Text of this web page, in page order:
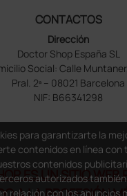
CONTACTOS
Dirección
Doctor Shop España SL
Social: Calle
Pral. 2ª – 08021 Barcelona
NIF: B66341298
ES UN SITIO WEB
para garantizarte la
contenidos en línea con
contenidos
autorizados
relación con los anuncios